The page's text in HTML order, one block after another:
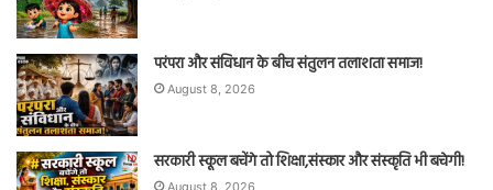
परंपरा और संविधान के बीच संतुलन तलाशता समाज!
August 8, 2026
सरकारी स्कूल बचेंगे तो शिक्षा,संस्कार और संस्कृति भी बचेगी!
August 8, 2026